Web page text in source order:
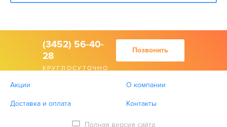
(3452) 56-40-
28
КРУГЛОСУТОЧНО
Позвонить
Акции О компании
Доставка и оплата Контакты
Полная версия сайта